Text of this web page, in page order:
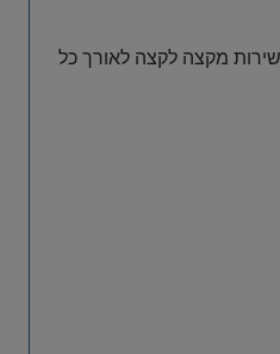
מקצה לקצה לאורך כל